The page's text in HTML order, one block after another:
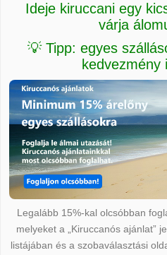
Ideje kiruccani egy
várja
💡 Tipp: egyes
kedvezmény
Legalább 15%-kal olcsóbban
melyeket a „Kiruccanós ajánlat”
listájában és a szobaválasztási